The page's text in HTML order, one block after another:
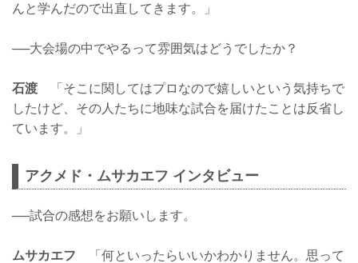
んと学んだので出直してきます。」
──大会場の中でやるって雰囲気はどうでしたか？
石渡 「そこに関してはプロなので嬉しいという気持ちで
したけど、その人たちに地味な試合を届けたことは反省し
ています。」
アクメド・ムサカエフ インタビュー
──試合の感想をお願いします。
ムサカエフ 「何といったらいいかわかりません。思って